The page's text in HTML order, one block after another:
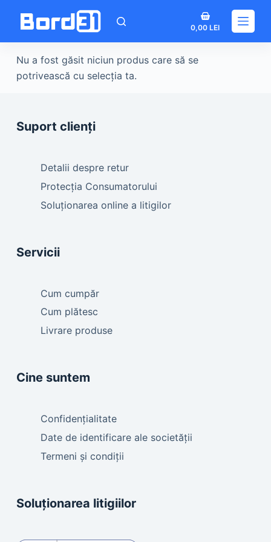
Coș
de
0,00LEI
Nu a fost găsit niciun produs care să se
potrivească cu selecția ta.
Suport clienți
Detalii despre retur
Protecția Consumatorului
Soluționarea online a litigilor
Servicii
Cum cumpăr
Cum plătesc
Livrare produse
Cine suntem
Confidențialitate
Date de identificare ale societății
Termeni și condiții
Soluționarea litigiilor